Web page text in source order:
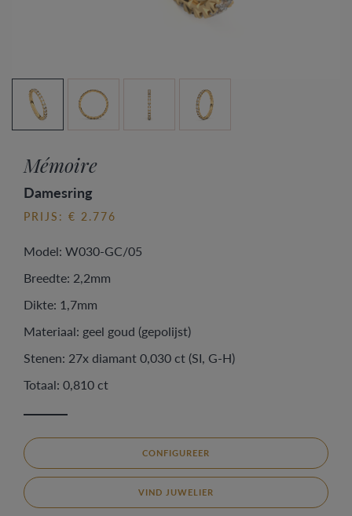
Mémoire
Damesring
PRIJS: € 2.776
Model: W030-GC/05
Breedte: 2,2mm
Dikte: 1,7mm
Materiaal: geel goud (gepolijst)
Stenen: 27x diamant 0,030 ct (SI, G-H)
Totaal: 0,810 ct
CONFIGUREER
VIND JUWELIER